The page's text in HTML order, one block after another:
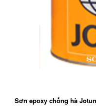
Sơn epoxy chống hà